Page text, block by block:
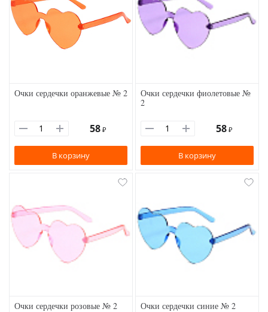
Очки сердечки оранжевые № 2
58 ₽
В корзину
Очки сердечки фиолетовые №
2
58 ₽
В корзину
Очки сердечки розовые № 2 Очки сердечки синие № 2